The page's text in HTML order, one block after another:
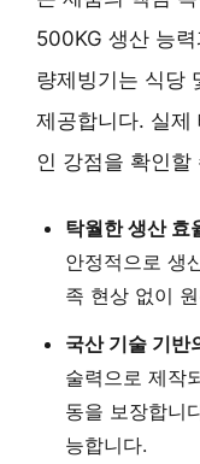
500KG 생산 능
량제빙기는 식당
제공합니다. 실제
인 강점을 확인할
탁월한 생산 효
안정적으로 생
족 현상 없이
국산 기술 기반
술력으로 제작
동을 보장합니
능합니다.